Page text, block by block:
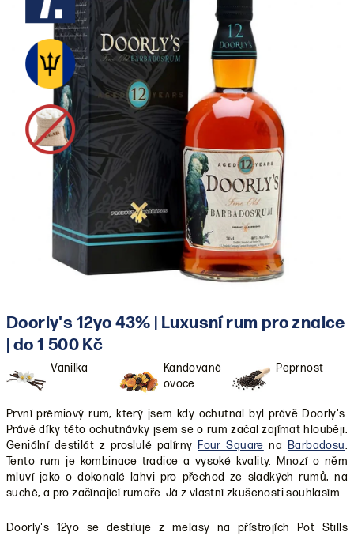
Doorly's 12yo 43% | Luxusní rum pro znalce
| do 1 500 Kč
Vanilka
Kandované
ovoce
Peprnost
První prémiový rum, který jsem kdy ochutnal byl právě Doorly's.
Právě díky této ochutnávky jsem se o rum začal zajímat hlouběji.
Geniální destilát z proslulé palírnyFour Square na Barbadosu.
Tento rum je kombinace tradice a vysoké kvality. Mnozí o něm
mluví jako o dokonalé lahvi pro přechod ze sladkých rumů, na
suché, a pro začínající rumaře. Já z vlastní zkušenosti souhlasím.
Doorly's 12yo se destiluje z melasy na přístrojích Pot Stills